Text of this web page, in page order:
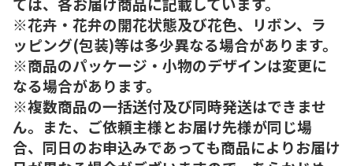
※花卉・花弁の開花状態及び花色、リボン、ラ
ッピング(包装)等は多少異なる場合があります。
※商品のパッケージ・小物のデザインは変更に
なる場合があります。
※複数商品の一括送付及び同時発送はできませ
ん。また、ご依頼主様とお届け先様が同じ場
合、同日のお申込みであっても商品によりお届け